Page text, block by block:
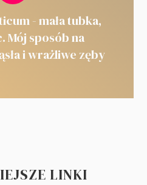
- mała tubka,
Mój sposób na
i wrażliwe zęby
LINKI